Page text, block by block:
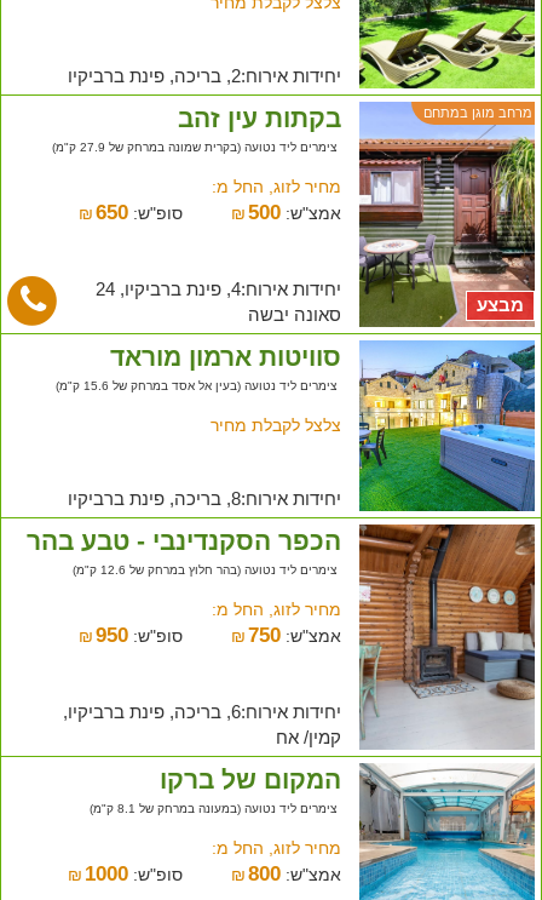
יחידות אירוח:2, בריכה, פינת ברביקיו
מבצע
מרחב מוגן במתחם בקתות עין זהב
צימרים ליד נטועה (בקרית שמונה במרחק של 27.9 ק"מ)
מחיר לזוג, החל מ:
אמצ"ש:
₪500 סופ"ש: ₪ 650
יחידות אירוח:4, פינת ברביקיו, 24
סאונה יבשה
סוויטות ארמון מוראד
צימרים ליד נטועה (בעין אל אסד במרחק של 15.6 ק"מ)
צלצל לקבלת מחיר
יחידות אירוח:8, בריכה, פינת ברביקיו
הכפר הסקנדינבי - טבע בהר
צימרים ליד נטועה (בהר חלוץ במרחק של 12.6 ק"מ)
מחיר לזוג, החל מ:
אמצ"ש:
₪750 סופ"ש: ₪ 950
יחידות אירוח:6, בריכה, פינת ברביקיו,
קמין/ אח
המקום של ברקו
צימרים ליד נטועה (במעונה במרחק של 8.1 ק"מ)
מחיר לזוג, החל מ:
אמצ"ש:
₪800 סופ"ש: ₪ 1000